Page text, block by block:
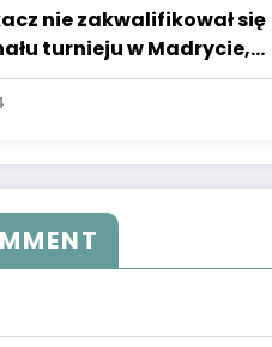
nie zakwalifikował się
turnieju w Madrycie,
wiele błędów. Taylor
lepszy